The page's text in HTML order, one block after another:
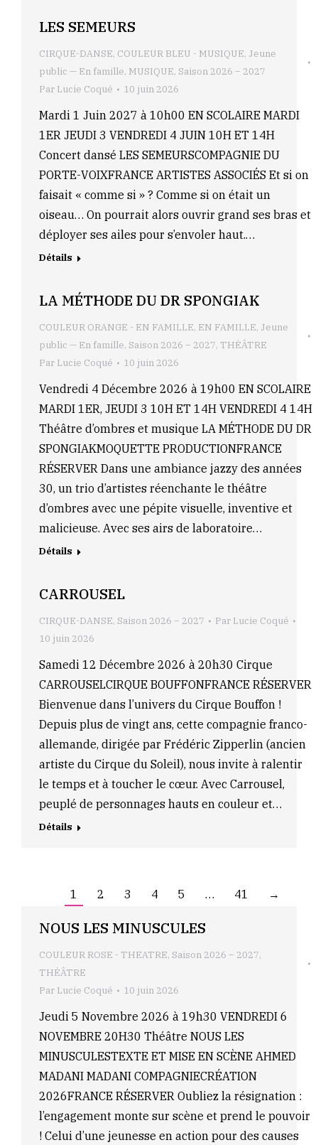
LES SEMEURS
CIRQUE-DANSE, COULEUR BLEU - MUSIQUE, Jeune
public — En famille, MUSIQUE, Saison 2026 – 2027
Par Lucie Coqué 10 juin 2026
Mardi 1 Juin 2027 à 10h00 EN SCOLAIRE MARDI
1ER JEUDI 3 VENDREDI 4 JUIN 10H ET 14H
Concert dansé LES SEMEURSCOMPAGNIE DU
PORTE-VOIXFRANCE ARTISTES ASSOCIÉS Et si on
faisait « comme si » ? Comme si on était un
oiseau… On pourrait alors ouvrir grand ses bras et
déployer ses ailes pour s’envoler haut.…
Détails
LA MÉTHODE DU DR SPONGIAK
COULEUR ORANGE - EN FAMILLE, EN FAMILLE, Jeune
public — En famille, Saison 2026 – 2027, THÉÂTRE
Par Lucie Coqué 10 juin 2026
Vendredi 4 Décembre 2026 à 19h00 EN SCOLAIRE
MARDI 1ER, JEUDI 3 10H ET 14H VENDREDI 4 14H
Théâtre d’ombres et musique LA MÉTHODE DU DR
SPONGIAKMOQUETTE PRODUCTIONFRANCE
RÉSERVER Dans une ambiance jazzy des années
30, un trio d’artistes réenchante le théâtre
d’ombres avec une pépite visuelle, inventive et
malicieuse. Avec ses airs de laboratoire…
Détails
CARROUSEL
CIRQUE-DANSE, Saison 2026 – 2027 Par Lucie Coqué
10 juin 2026
Samedi 12 Décembre 2026 à 20h30 Cirque
CARROUSELCIRQUE BOUFFONFRANCE RÉSERVER
Bienvenue dans l’univers du Cirque Bouffon !
Depuis plus de vingt ans, cette compagnie franco-
allemande, dirigée par Frédéric Zipperlin (ancien
artiste du Cirque du Soleil), nous invite à ralentir
le temps et à toucher le cœur. Avec Carrousel,
peuplé de personnages hauts en couleur et…
Détails
1 2 3 4 5 … 41 →
NOUS LES MINUSCULES
COULEUR ROSE - THEATRE, Saison 2026 – 2027,
THÉÂTRE
Par Lucie Coqué 10 juin 2026
Jeudi 5 Novembre 2026 à 19h30 VENDREDI 6
NOVEMBRE 20H30 Théâtre NOUS LES
MINUSCULESTEXTE ET MISE EN SCÈNE AHMED
MADANI MADANI COMPAGNIECRÉATION
2026FRANCE RÉSERVER Oubliez la résignation :
l’engagement monte sur scène et prend le pouvoir
! Celui d’une jeunesse en action pour des causes